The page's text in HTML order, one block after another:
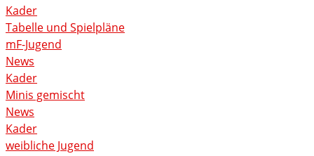
Kader
Tabelle und Spielpläne
mF-Jugend
News
Kader
Minis gemischt
News
Kader
weibliche Jugend